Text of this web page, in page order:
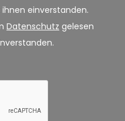
einverstanden.
Datenschutz gelesen